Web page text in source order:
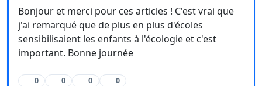
Bonjour et merci pour ces articles ! C'est vrai que
j'ai remarqué que de plus en plus d'écoles
sensibilisaient les enfants à l'écologie et c'est
important. Bonne journée
0 0 0 0